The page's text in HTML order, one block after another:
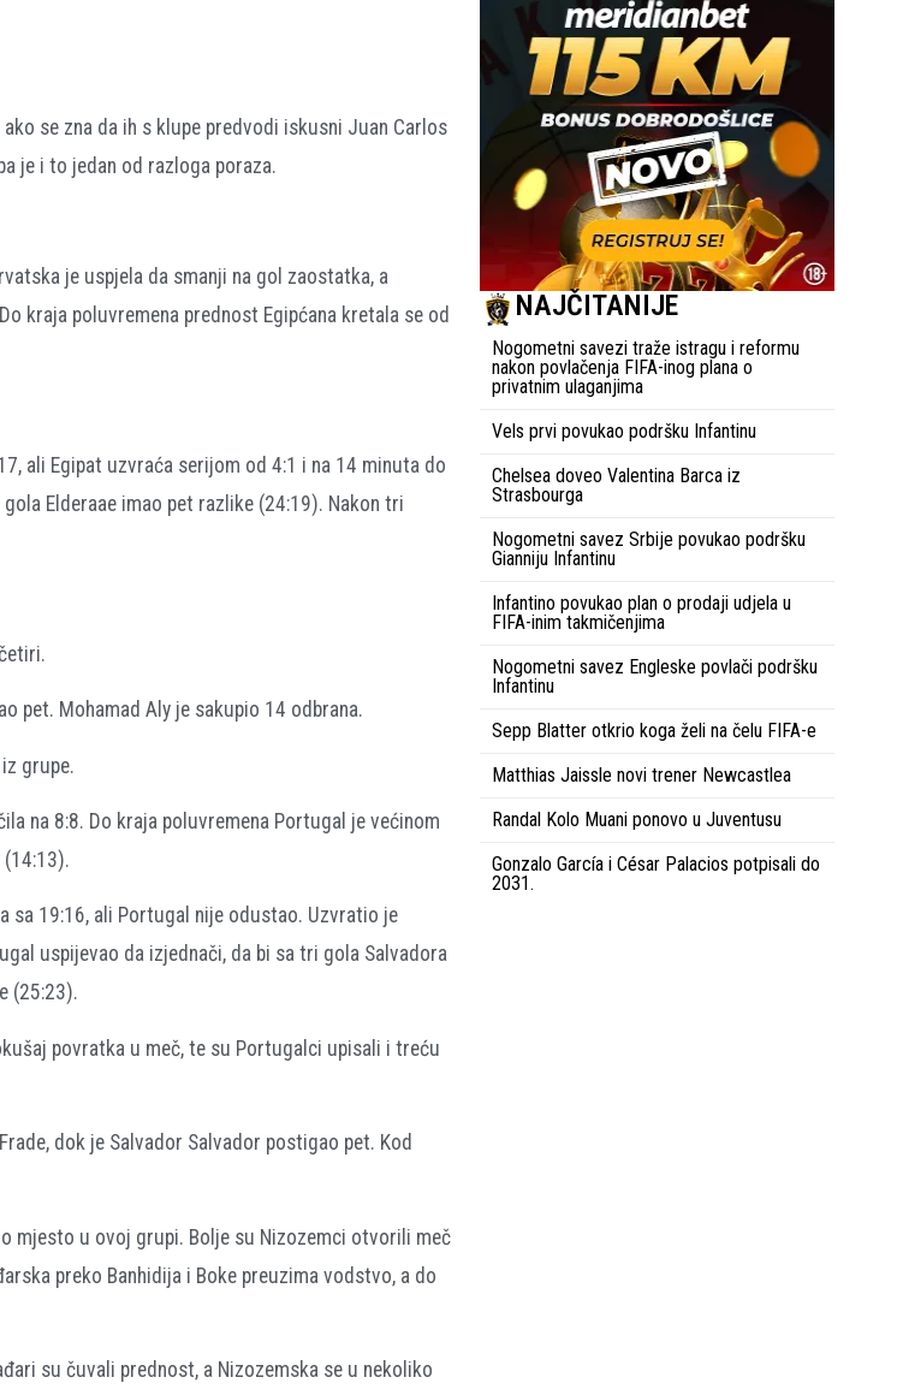
se zna da ih s klupe predvodi iskusni Juan Carlos
je i to jedan od razloga poraza.
je uspjela da smanji na gol zaostatka, a
kraja poluvremena prednost Egipćana kretala se od
ali Egipat uzvraća serijom od 4:1 i na 14 minuta do
Elderaae imao pet razlike (24:19). Nakon tri
pet. Mohamad Aly je sakupio 14 odbrana.
grupe.
na 8:8. Do kraja poluvremena Portugal je većinom
sa 19:16, ali Portugal nije odustao. Uzvratio je
uspijevao da izjednači, da bi sa tri gola Salvadora
(25:23).
povratka u meč, te su Portugalci upisali i treću
dok je Salvador Salvador postigao pet. Kod
mjesto u ovoj grupi. Bolje su Nizozemci otvorili meč
preko Banhidija i Boke preuzima vodstvo, a do
su čuvali prednost, a Nizozemska se u nekoliko
NAJČITANIJE
Nogometni savezi traže istragu i reformu
nakon povlačenja FIFA-inog plana o
privatnim ulaganjima
Vels prvi povukao podršku Infantinu
Chelsea doveo Valentina Barca iz
Strasbourga
Nogometni savez Srbije povukao podršku
Gianniju Infantinu
Infantino povukao plan o prodaji udjela u
FIFA-inim takmičenjima
Nogometni savez Engleske povlači podršku
Infantinu
Sepp Blatter otkrio koga želi na čelu FIFA-e
Matthias Jaissle novi trener Newcastlea
Randal Kolo Muani ponovo u Juventusu
Gonzalo García i César Palacios potpisali do
2031.